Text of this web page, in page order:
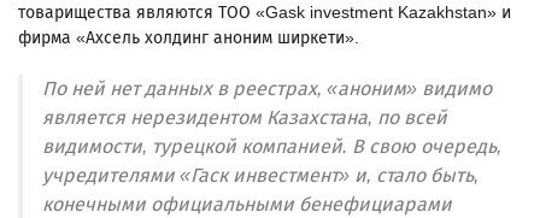
товарищества являются ТОО «Gask investment Kazakhstan» и
фирма «Ахсель холдинг аноним ширкети».
По ней нет данных в реестрах, «аноним» видимо
является нерезидентом Казахстана, по всей
видимости, турецкой компанией. В свою очередь,
учредителями «Гаск инвестмент» и, стало быть,
конечными официальными бенефициарами